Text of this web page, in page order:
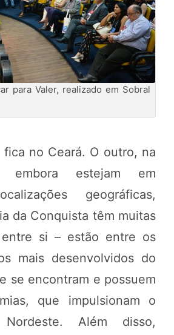
para Valer, realizado em Sobral
no Ceará. O outro, na
embora estejam em
geográficas,
da Conquista têm muitas
entre si – estão entre os
mais desenvolvidos do
se encontram e possuem
que impulsionam o
Além disso,